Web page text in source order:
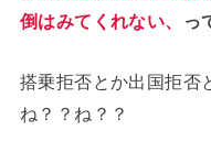
倒はみてくれない、
っ
搭乗拒否とか出国拒否
ね？？ね？？